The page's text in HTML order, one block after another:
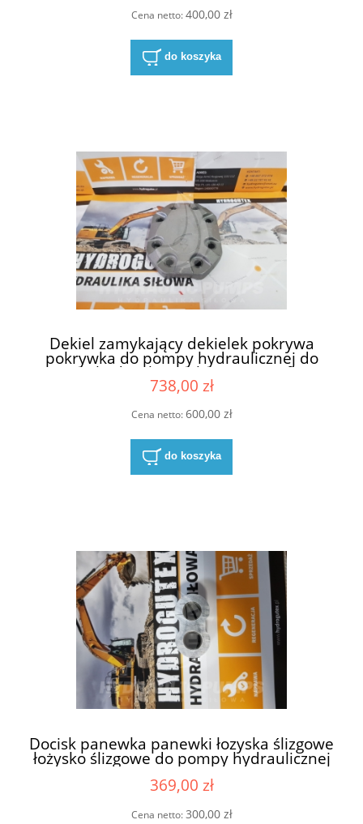
Cena netto:400,00 zł
do koszyka
Dekiel zamykający dekielek pokrywa
pokrywka do pompy hydraulicznej do
pomp hydraulicznych Sauer Danfoss
SNP3
738,00 zł
Cena netto:600,00 zł
do koszyka
Docisk panewka panewki łozyska ślizgowe
łożysko ślizgowe do pompy hydraulicznej
do pomp hydraulicznych Sauer Danfos
SNP2 grupa 2
369,00 zł
Cena netto:300,00 zł